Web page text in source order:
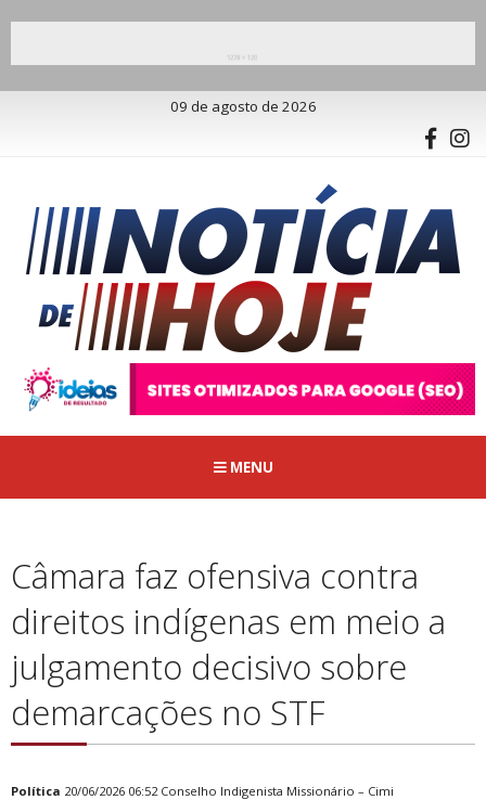
09 de agosto de 2026
MENU
Câmara faz ofensiva contra
direitos indígenas em meio a
julgamento decisivo sobre
demarcações no STF
Política 20/06/2026 06:52 Conselho Indigenista Missionário – Cimi